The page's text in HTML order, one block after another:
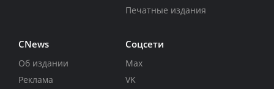
Печатные издания
CNews
Об издании
Реклама
Соцсети
Max
VK